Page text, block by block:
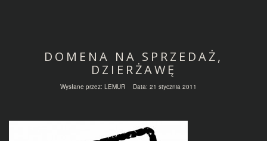
DOMENA NA SPRZEDAŻ,
DZIERŻAWĘ
Wysłane przez: LEMUR Data: 21 stycznia 2011